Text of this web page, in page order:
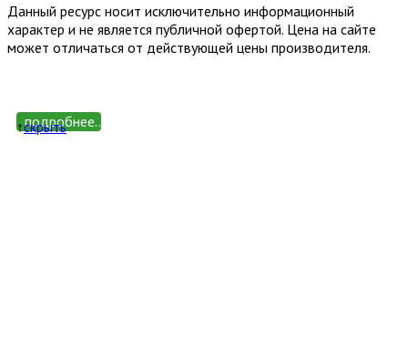
подробнее...
↑cкрыть
Данный ресурс носит исключительно информационный
характер и не является публичной офертой. Цена на сайте
может отличаться от действующей цены производителя.